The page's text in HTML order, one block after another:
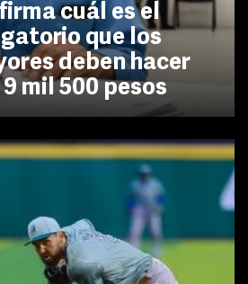
cuál es el
que los
deben hacer
mil 500 pesos